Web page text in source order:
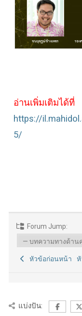
อ่านเพิ่มเติมได้ที่
https://
5/
Forum Jump:
หัวข้อก่อนหน้า
แบ่งปัน: